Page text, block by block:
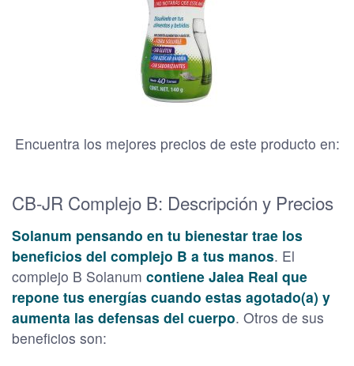
Encuentra los mejores precios de este producto en:
CB-JR Complejo B: Descripción y Precios
Solanum pensando en tu bienestar trae los
beneficios del complejo B a tus manos. El
complejo B Solanum contiene Jalea Real que
repone tus energías cuando estas agotado(a) y
aumenta las defensas del cuerpo. Otros de sus
beneficios son: